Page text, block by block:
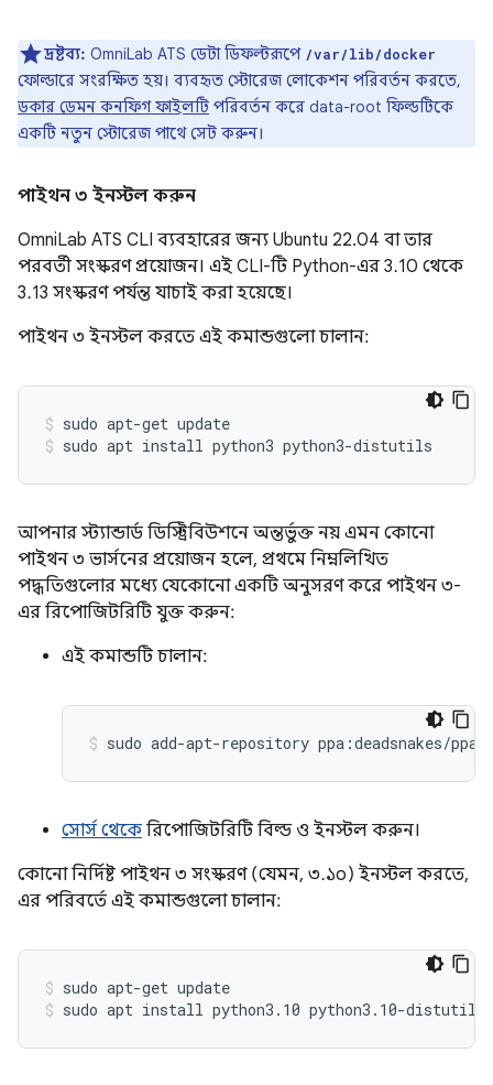
দ্রষ্টব্য: OmniLab ATS ডেটা ডিফল্টরূপে /var/lib/docker
ফোল্ডারে সংরক্ষিত হয়। ব্যবহৃত স্টোরেজ লোকেশন পরিবর্তন করতে,
ডকার ডেমন কনফিগ ফাইলটি পরিবর্তন করে data-root ফিল্ডটিকে
একটি নতুন স্টোরেজ পাথে সেট করুন।
পাইথন ৩ ইনস্টল করুন
OmniLab ATS CLI ব্যবহারের জন্য Ubuntu 22.04 বা তার
পরবর্তী সংস্করণ প্রয়োজন। এই CLI-টি Python-এর 3.10 থেকে
3.13 সংস্করণ পর্যন্ত যাচাই করা হয়েছে।
পাইথন ৩ ইনস্টল করতে এই কমান্ডগুলো চালান:
sudo apt-get update
sudo apt install python3 python3-distutils
আপনার স্ট্যান্ডার্ড ডিস্ট্রিবিউশনে অন্তর্ভুক্ত নয় এমন কোনো
পাইথন ৩ ভার্সনের প্রয়োজন হলে, প্রথমে নিম্নলিখিত
পদ্ধতিগুলোর মধ্যে যেকোনো একটি অনুসরণ করে পাইথন ৩-
এর রিপোজিটরিটি যুক্ত করুন:
এই কমান্ডটি চালান:
সোর্স থেকে রিপোজিটরিটি বিল্ড ও ইনস্টল করুন।
কোনো নির্দিষ্ট পাইথন ৩ সংস্করণ (যেমন, ৩.১০) ইনস্টল করতে,
এর পরিবর্তে এই কমান্ডগুলো চালান:
sudo apt-get update
sudo apt install python3.10 python3.10-distutils